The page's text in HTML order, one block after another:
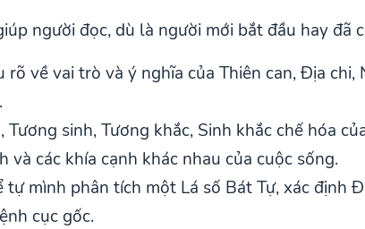
người đọc, dù là người mới bắt đầu hay đã
rõ về vai trò và ý nghĩa của Thiên can, Địa
sinh, Tương khắc, Sinh khắc chế hóa
các khía cạnh khác nhau của cuộc sống.
mình phân tích một Lá số Bát Tự, xác định
cục gốc.